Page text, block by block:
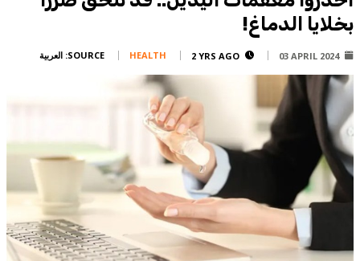
Corporate
Contact
Services
Horoscope
Jobs
Writers
بخلايا الدماغ!
03 APRIL 2024
2 YRS AGO
HEALTH
SOURCE: العربية